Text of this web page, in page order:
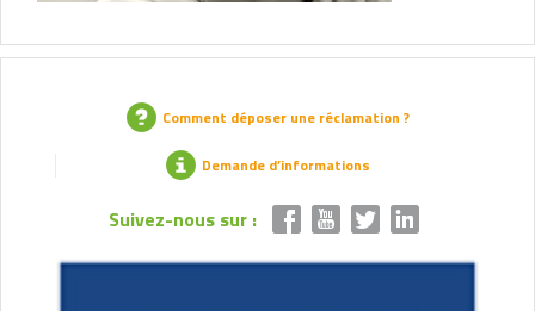
Comment déposer une réclamation ?
Demande d’informations
Suivez-nous sur :